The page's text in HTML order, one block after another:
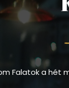
Falatok a hét